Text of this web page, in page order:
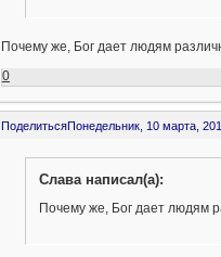
Почему же, Бог дает людям
0
ПоделитьсяПонедельник, 10 марта,
Слава написал(а):
Почему же, Бог дает людям